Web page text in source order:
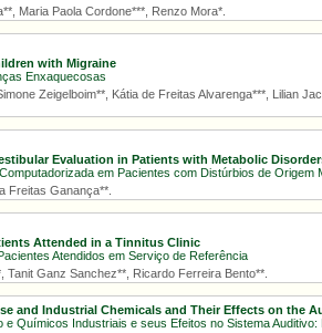
Maria Paola Cordone***, Renzo Mora*.
with Migraine
Enxaquecosas
Zeigelboim**, Kátia de Freitas Alvarenga***, Lilian
Evaluation in Patients with Metabolic
em Pacientes com Distúrbios de Origem
Freitas Ganança**.
Attended in a Tinnitus Clinic
Atendidos em Serviço de Referência
Tanit Ganz Sanchez**, Ricardo Ferreira Bento**.
and Industrial Chemicals and Their Effects on the
Químicos Industriais e seus Efeitos no Sistema Auditivo: